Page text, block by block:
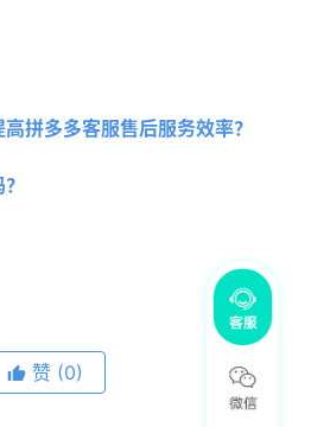
拼多多客服售后服务效率？
赞 (0)